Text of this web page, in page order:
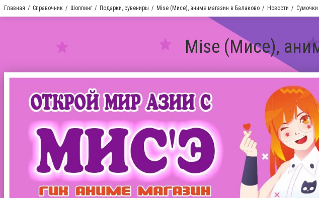
Главная Справочник Шоппинг Подарки, сувениры Mise (Мисе), аниме магазин в Балаково Новости
Mise (Мисе),